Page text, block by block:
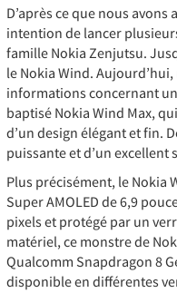
D’après ce que nous
intention de lancer
famille Nokia Zenjutsu.
le Nokia Wind.
informations concernant
baptisé Nokia Wind Max,
d’un design élégant et fin.
puissante et d’un excellent
Plus précisément, le Nokia
Super AMOLED de 6,9
pixels et protégé par un
matériel, ce monstre de
Qualcomm Snapdragon 8
disponible en différentes